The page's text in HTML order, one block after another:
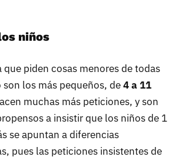
niños
que piden cosas menores de todas
son los más pequeños, de4 a 11
muchas más peticiones, y son
a insistir que los niños de 1
se apuntan a diferencias
pues las peticiones insistentes de